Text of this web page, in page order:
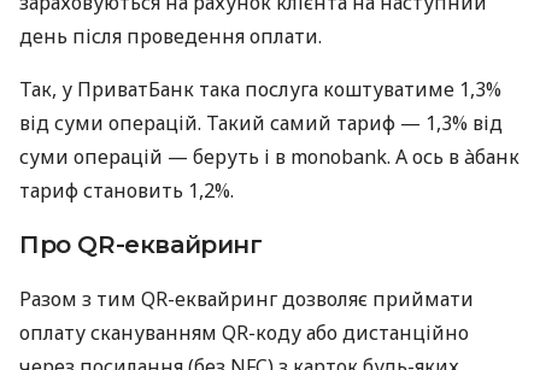
день після проведення оплати.
Так, у ПриватБанк така послуга коштуватиме 1,3%
від суми операцій. Такий самий тариф — 1,3% від
суми операцій — беруть і в monobank. А ось в àбанк
тариф становить 1,2%.
Про QR-еквайринг
Разом з тим QR-еквайринг дозволяє приймати
оплату скануванням QR-коду або дистанційно